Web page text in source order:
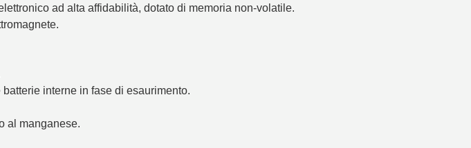
ad alta affidabilità, dotato di memoria non-volatile.
interne in fase di esaurimento.
al manganese.